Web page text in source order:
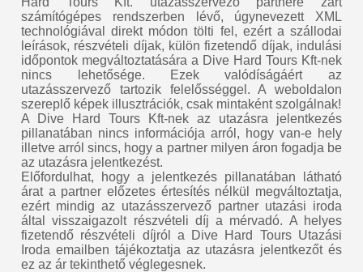
számítógépes rendszerben lévő, úgynevezett XML
technológiával direkt módon tölti fel, ezért a szállodai
leírások, részvételi díjak, külön fizetendő díjak, indulási
időpontok megváltoztatására a Dive Hard Tours Kft-nek
nincs lehetősége. Ezek valódíságáért az
utazásszervező tartozik felelősséggel. A weboldalon
szereplő képek illusztrációk, csak mintaként szolgálnak!
A Dive Hard Tours Kft-nek az utazásra jelentkezés
pillanatában nincs információja arról, hogy van-e hely
illetve arról sincs, hogy a partner milyen áron fogadja be
az utazásra jelentkezést.
Előfordulhat, hogy a jelentkezés pillanatában látható
árat a partner előzetes értesítés nélkül megváltoztatja,
ezért mindig az utazásszervező partner utazási iroda
által visszaigazolt részvételi díj a mérvadó. A helyes
fizetendő részvételi díjról a Dive Hard Tours Utazási
Iroda emailben tájékoztatja az utazásra jelentkezőt és
ez az ár tekinthető véglegesnek.